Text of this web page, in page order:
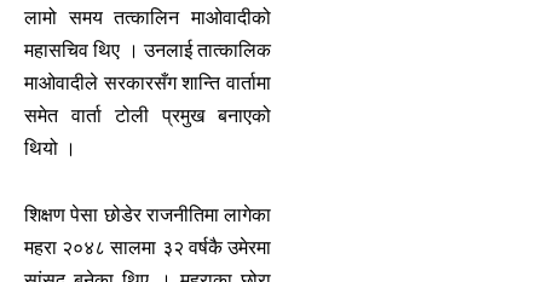
लामो समय तत्कालिन माओवादीको
महासचिव थिए । उनलाई तात्कालिक
माओवादीले सरकारसँग शान्ति वार्तामा
समेत वार्ता टोली प्रमुख बनाएको
थियो ।
शिक्षण पेसा छोडेर राजनीतिमा लागेका
महरा २०४८ सालमा ३२ वर्षकै उमेरमा